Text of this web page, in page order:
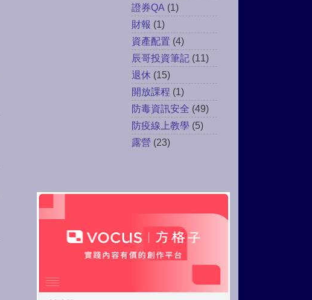
證券QA (1)
財報 (1)
資產配置 (4)
辰哥投資筆記 (11)
退休 (15)
開放課程 (1)
防毒資訊安全 (49)
防疫線上教學 (5)
露營 (23)